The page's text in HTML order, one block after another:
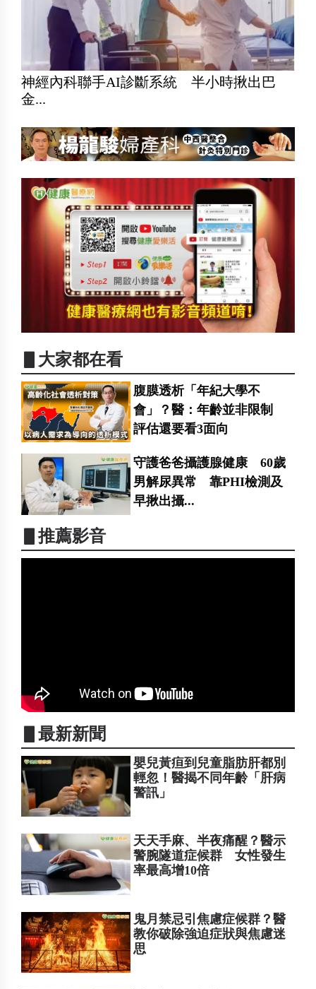
神經內科聯手AI診斷系統 半小時揪出巴
金...
▋大家都在看
腹膜透析「年紀大學不
會」？醫：年齡並非限制
評估還要看3面向
守護爸爸攝護腺健康 60歲
男解尿異常 靠PHI檢測及
早揪出攝...
▋推薦影音
▋最新新聞
嬰兒黃疸到兒童脂肪肝都別
輕忽！醫揭不同年齡「肝病
警訊」
天天手麻、半夜痛醒？醫示
警腕隧道症候群 女性發生
率最高增10倍
鬼月禁忌引焦慮症候群？醫
教你破除強迫症狀與焦慮迷
思